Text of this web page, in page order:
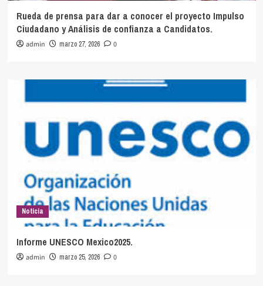
40:40
Rueda de prensa para dar a conocer el proyecto Impulso
Ciudadano y Análisis de confianza a Candidatos.
admin marzo 27, 2026 0
Noticia
Informe UNESCO Mexico2025.
admin marzo 25, 2026 0